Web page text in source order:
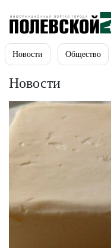
Новости Общество
Новости